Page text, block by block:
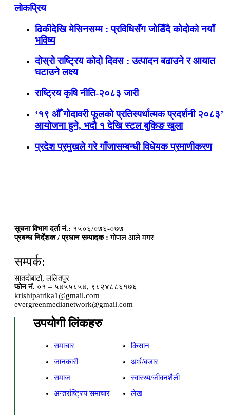
लोकप्रिय
ढिकीदेखि मेसिनसम्म : प्रविधिसँग जोडिँदै कोदोको नयाँ
भविष्य
दोस्रो राष्ट्रिय कोदो दिवस : उत्पादन बढाउने र आयात
घटाउने लक्ष्य
राष्ट्रिय कृषि नीति-२०८३ जारी
‘१९ औँ गोदावरी फूलको प्रतिस्पर्धात्मक प्रदर्शनी २०८३’
आयोजना हुने, भदौ १ देखि स्टल बुकिङ खुला
प्रदेश प्रमुखले गरे गाँजासम्बन्धी विधेयक प्रमाणीकरण
सूचना विभाग दर्ता नं.: १५०६/०७६-०७७
प्रबन्ध निर्देशक / प्रधान सम्पादक : गोपाल आले मगर
सम्पर्क:
सातदोबाटो, ललितपुर
फोन नं. ०१ – ५४५५८५४, ९८२४८८६१७६
krishipatrika1@gmail.com
evergreenmedianetwork@gmail.com
उपयोगी लिंकहरु
समाचार
किसान
जानकारी
अर्थ/बजार
समाज
स्वास्थ्य/जीवनशैली
अन्तर्राष्ट्रिय समाचार
लेख